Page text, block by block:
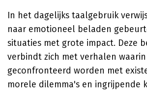
In het dagelijks taalgebruik
naar emotioneel beladen
situaties met grote impact. Deze
verbindt zich met verhalen
geconfronteerd worden met
morele dilemma's en ingrijpende